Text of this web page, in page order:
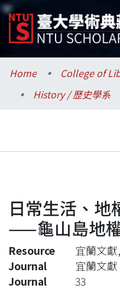
Communities &
Research Outputs
Statistics
Home
History / 歷史學系
日常生活、地
——龜山島地
Resource
宜蘭文獻
Journal
宜蘭文獻
Journal
33